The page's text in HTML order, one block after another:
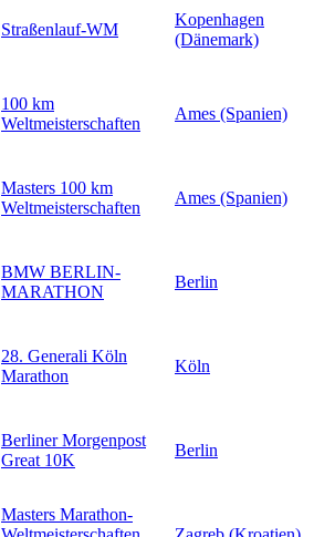
Straßenlauf-WM
Kopenhagen
(Dänemark)
100 km
Weltmeisterschaften
Ames (Spanien)
Masters 100 km
Weltmeisterschaften
Ames (Spanien)
BMW BERLIN-
MARATHON
Berlin
28. Generali Köln
Marathon
Köln
Berliner Morgenpost
Great 10K
Berlin
Masters Marathon-